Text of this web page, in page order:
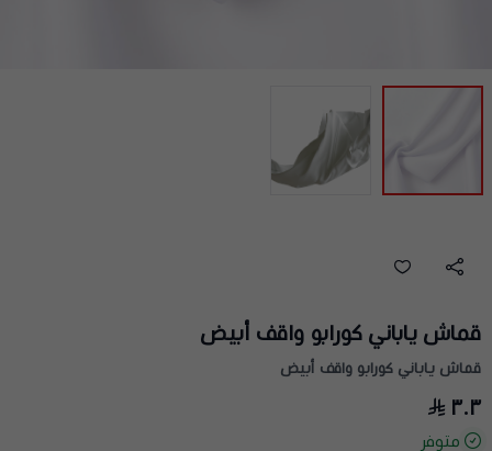
قماش ياباني كورابو واقف أبيض
قماش ياباني كورابو واقف أبيض
٣٠٣
متوفر